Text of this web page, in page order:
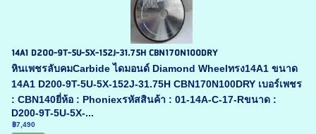
14A1 D200-9T-5U-5X-152J-31.75H CBN170N100DRY
หินเพชรลับคมCarbide ไดมอนด์ Diamond Wheelทรง14A1 ขนาด
14A1 D200-9T-5U-5X-152J-31.75H CBN170N100DRY เบอร์เพชร
: CBN140ยี่ห้อ : Phoniexรหัสสินค้า : 01-14A-C-17-Rขนาด :
D200-9T-5U-5X-...
฿7,490